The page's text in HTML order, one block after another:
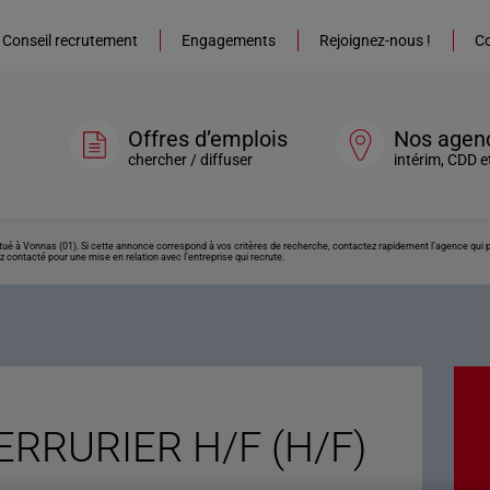
Conseil recrutement Engagements Rejoignez-nous !
Offres d’emplois
chercher / diffuser
Nos
intérim, CDD
à Vonnas (01). Si cette annonce correspond à vos critères de recherche, contactez rapidement l’agence
pour une mise en relation avec l’entreprise qui recrute.
H/F (H/F)